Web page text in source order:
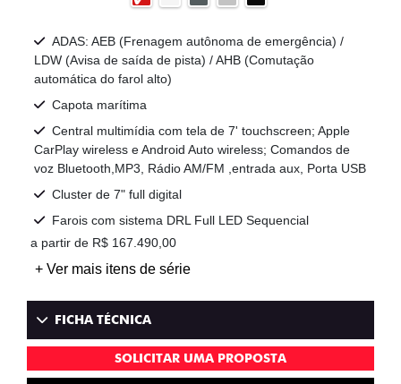
ADAS: AEB (Frenagem autônoma de emergência) /
LDW (Avisa de saída de pista) / AHB (Comutação
automática do farol alto)
Capota marítima
Central multimídia com tela de 7' touchscreen; Apple
CarPlay wireless e Android Auto wireless; Comandos de
voz Bluetooth,MP3, Rádio AM/FM ,entrada aux, Porta USB
Cluster de 7" full digital
Farois com sistema DRL Full LED Sequencial
a partir de R$ 167.490,00
+ Ver mais itens de série
FICHA TÉCNICA
SOLICITAR UMA PROPOSTA